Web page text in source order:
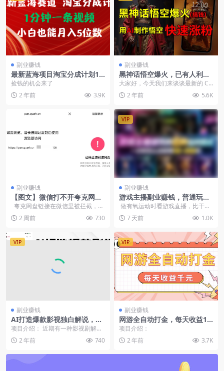
副业赚钱
最新蓝海项目淘宝分成计划1
分钟1条视频小白也能月入五
位数
捡钱的机会来了
2 年前
3.9K
副业赚钱
黑神话悟空爆火，已有人利用
这波热点变现几十万，普通人
也可用AI蹭上这…
大家好，今天我们来谈谈最新的 CS
GO 游戏搬砖项目，无需挂机，通
过汇率差价一个...
2 年前 5.6K
副业赚钱
【图文】微信打不开夸克网盘
链接？试试这几种解决方法
夸克网盘链接在微信里被拦截，提
示“复制到浏览器打开”，转...
2 周前 730
VIP
副业赚钱
游戏主播副业赚钱，普通玩家
水平达到前两名一小时50到20
做有氧运动时看游戏直播，比干练
更有激情，我就是在B站和抖音上看
CF生...
7 天前 1.0K
VIP
副业赚钱
AI打造爆款影视独白解说，流
量爆款玩法，引爆短视频流量
项目介绍： 近期有一种影视剧解说
方式流量暴增，用人物独白的方式
解说电视剧，用家喻...
2 年前 740
VIP
副业赚钱
网游全自动打金，每天收益10
00+ 简单有手就行
项目介绍：
2 年前
3.7K